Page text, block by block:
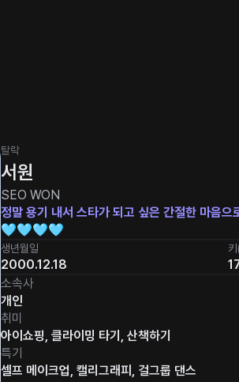
탈락
서원
SEO WON
정말 용기 내서 스타가 되고 싶은 간절한 마음
🩵🩵🩵🩵
생년월일
2000.12.18
소속사
개인
취미
아이쇼핑, 클라이밍 타기, 산책하기
특기
셀프 메이크업, 캘리그래피, 걸그룹 댄스